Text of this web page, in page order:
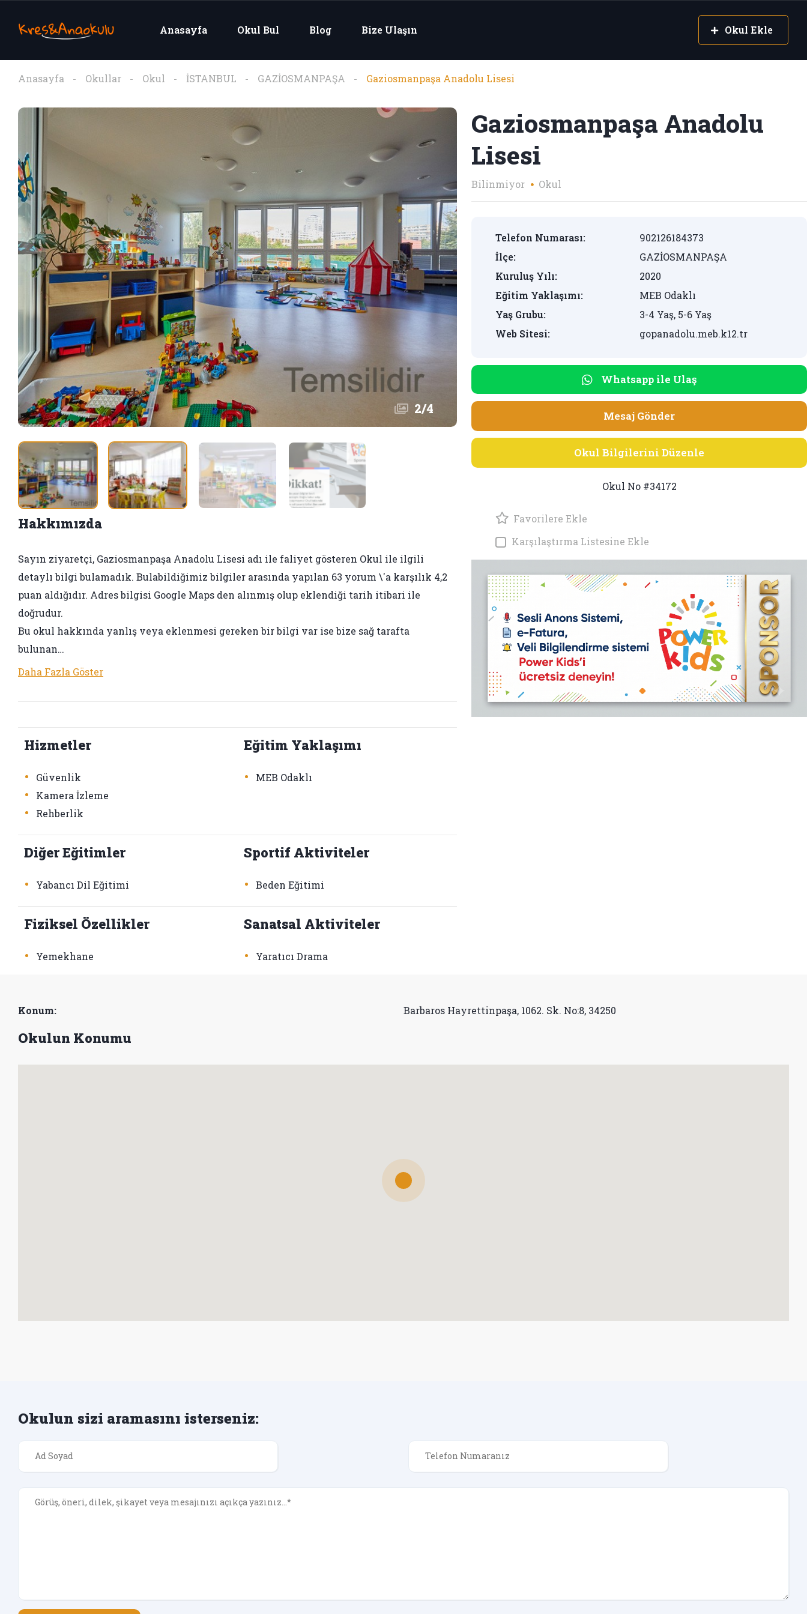
Anasayfa Okul Bul Blog Bize Ulaşın Okul Ekle
Anasayfa Okullar Okul İSTANBUL GAZİOSMANPAŞA Gaziosmanpaşa Anadolu Lisesi
2/4
Hakkımızda
Sayın ziyaretçi, Gaziosmanpaşa Anadolu Lisesi adı ile faliyet gösteren Okul ile ilgili
detaylı bilgi bulamadık. Bulabildiğimiz bilgiler arasında yapılan 63 yorum \'a karşılık 4,2
puan aldığıdır. Adres bilgisi Google Maps den alınmış olup eklendiği tarih itibari ile
doğrudur.
Bu okul hakkında yanlış veya eklenmesi gereken bir bilgi var ise bize sağ tarafta
bulunan…
Daha Fazla Göster
Hizmetler
• Güvenlik
• Kamera İzleme
• Rehberlik
Eğitim Yaklaşımı
• MEB Odaklı
Diğer Eğitimler
• Yabancı Dil Eğitimi
Sportif Aktiviteler
• Beden Eğitimi
Fiziksel Özellikler
• Yemekhane
Sanatsal Aktiviteler
• Yaratıcı Drama
Gaziosmanpaşa Anadolu
Lisesi
Bilinmiyor Okul
Telefon Numarası:
902126184373
İlçe:
GAZİOSMANPAŞA
Kuruluş Yılı:
2020
Eğitim Yaklaşımı:
MEB Odaklı
Yaş Grubu:
3-4 Yaş, 5-6 Yaş
Web Sitesi:
gopanadolu.meb.k12.tr
Whatsapp ile Ulaş
Mesaj Gönder
Okul Bilgilerini Düzenle
Okul No #34172
Favorilere Ekle
Karşılaştırma Listesine Ekle
Konum: Barbaros Hayrettinpaşa, 1062. Sk. No:8, 34250
Okulun Konumu
Okulun sizi aramasını isterseniz: